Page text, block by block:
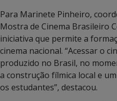
Para Marinete Pinheiro,
Mostra de Cinema Brasileiro
iniciativa que permite a
cinema nacional. “Acessar o
produzido no Brasil, no
a construção fílmica local e
os estudantes”, destacou.